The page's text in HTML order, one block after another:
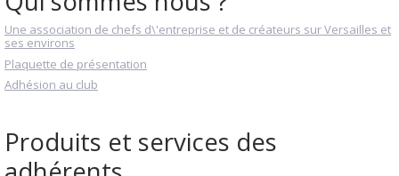
Une association de chefs d\'entreprise et de créateurs sur Versailles et
ses environs
Plaquette de présentation
Adhésion au club
Produits et services des